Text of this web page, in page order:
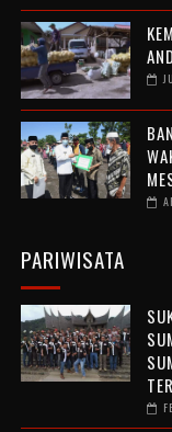
PARIWISATA